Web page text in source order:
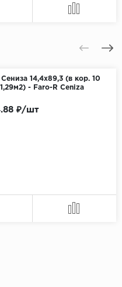
14,4х89,3 (в кор. 10
- Faro-R Ceniza
₽/шт